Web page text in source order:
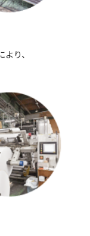
り、